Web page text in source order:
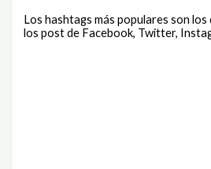
Los hashtags más populares son los
los post de Facebook, Twitter,